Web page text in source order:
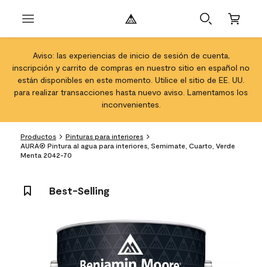
Aviso: las experiencias de inicio de sesión de cuenta,
inscripción y carrito de compras en nuestro sitio en español no
están disponibles en este momento. Utilice el sitio de EE. UU.
para realizar transacciones hasta nuevo aviso. Lamentamos los
inconvenientes.
Productos
Pinturas para interiores
AURA® Pintura al agua para interiores, Semimate, Cuarto, Verde
Menta 2042-70
Best-Selling